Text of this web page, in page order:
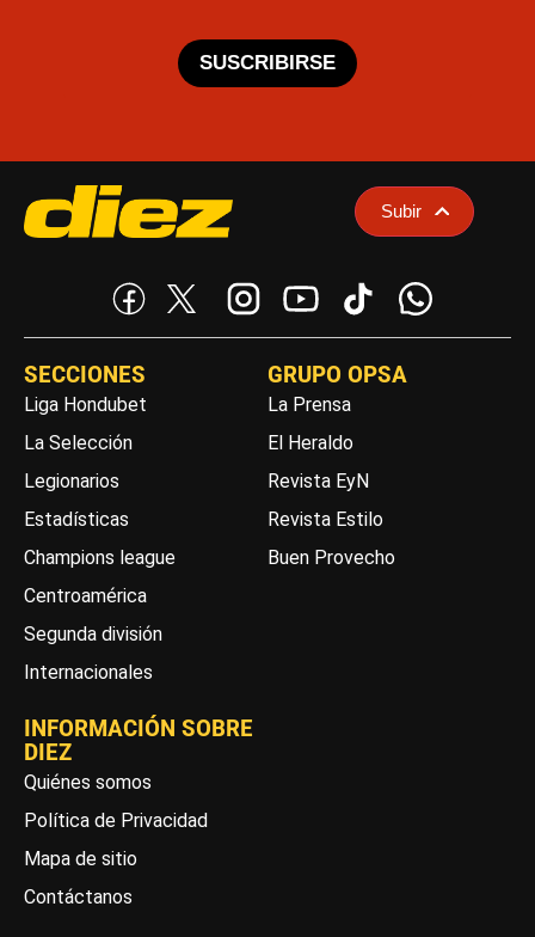
SUSCRIBIRSE
Subir
SECCIONES
Liga Hondubet
La Selección
Legionarios
Estadísticas
Champions league
Centroamérica
Segunda división
Internacionales
GRUPO OPSA
La Prensa
El Heraldo
Revista EyN
Revista Estilo
Buen Provecho
INFORMACIÓN SOBRE
DIEZ
Quiénes somos
Política de Privacidad
Mapa de sitio
Contáctanos